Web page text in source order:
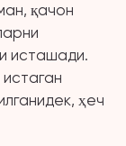
қачон
исташади.
ҳеч